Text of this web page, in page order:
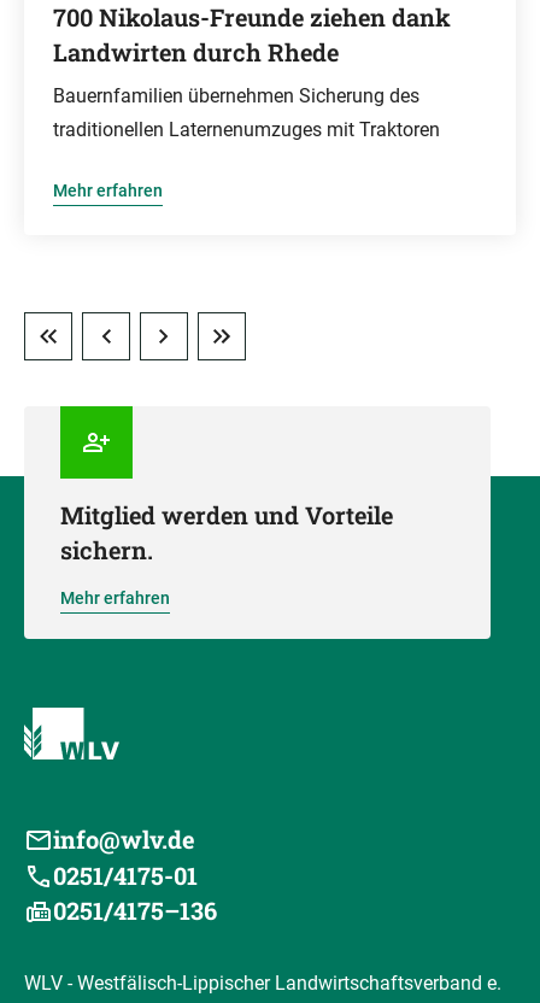
700 Nikolaus-Freunde ziehen dank
Landwirten durch Rhede
Bauernfamilien übernehmen Sicherung des
traditionellen Laternenumzuges mit Traktoren
Mehr erfahren
Mitglied werden und Vorteile
sichern.
Mehr erfahren
info@wlv.de
0251/4175-01
0251/4175–136
WLV - Westfälisch-Lippischer Landwirtschaftsverband e.